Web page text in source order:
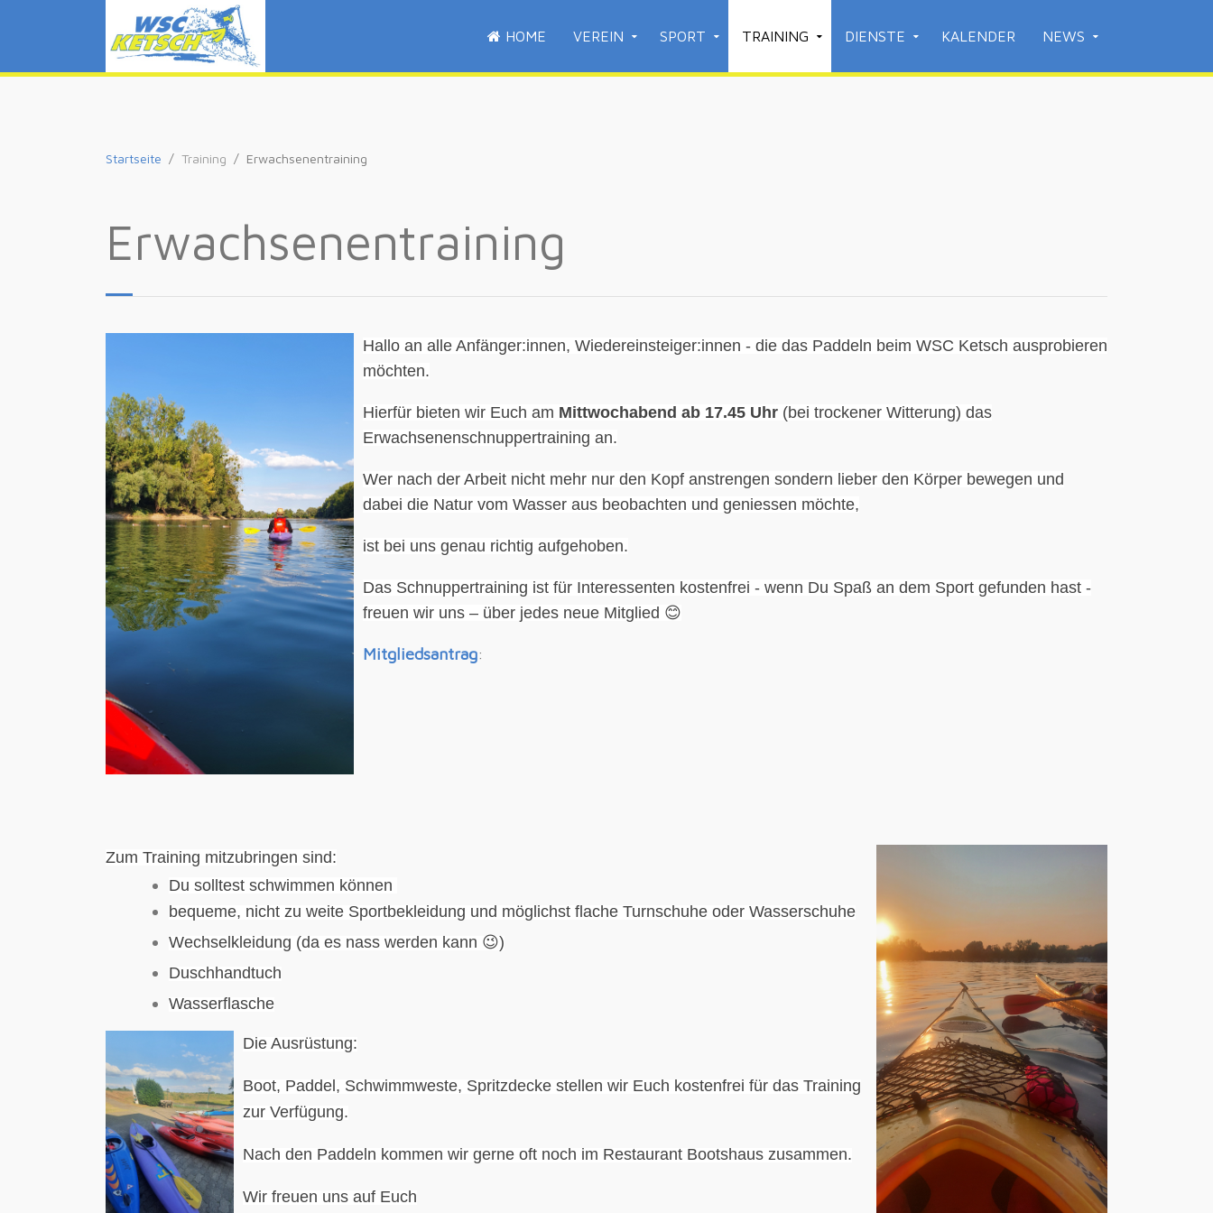
HOME VEREIN SPORT TRAINING DIENSTE KALENDER NEWS
Startseite Training Erwachsenentraining
Erwachsenentraining
Hallo an alle Anfänger:innen, Wiedereinsteiger:innen - die das Paddeln beim WSC Ketsch ausprobieren
möchten.
Hierfür bieten wir Euch am Mittwochabend ab 17.45 Uhr (bei trockener Witterung) das
Erwachsenenschnuppertraining an.
Wer nach der Arbeit nicht mehr nur den Kopf anstrengen sondern lieber den Körper bewegen und
dabei die Natur vom Wasser aus beobachten und geniessen möchte,
ist bei uns genau richtig aufgehoben.
Das Schnuppertraining ist für Interessenten kostenfrei - wenn Du Spaß an dem Sport gefunden hast -
freuen wir uns – über jedes neue Mitglied 😊
Mitgliedsantrag:
Zum Training mitzubringen sind:
Du solltest schwimmen können
bequeme, nicht zu weite Sportbekleidung und möglichst flache Turnschuhe oder Wasserschuhe
Wechselkleidung (da es nass werden kann 😉)
Duschhandtuch
Wasserflasche
Die Ausrüstung:
Boot, Paddel, Schwimmweste, Spritzdecke stellen wir Euch kostenfrei für das Training
zur Verfügung.
Nach den Paddeln kommen wir gerne oft noch im Restaurant Bootshaus zusammen.
Wir freuen uns auf Euch